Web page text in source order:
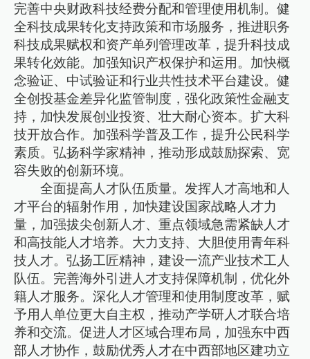
完善中央财政科技经费分配和管理使用机制。健
全科技成果转化支持政策和市场服务，推进职务
科技成果赋权和资产单列管理改革，提升科技成
果转化效能。加强知识产权保护和运用。加快概
念验证、中试验证和行业共性技术平台建设。健
全创投基金差异化监管制度，强化政策性金融支
持，加快发展创业投资、壮大耐心资本。扩大科
技开放合作。加强科学普及工作，提升公民科学
素质。弘扬科学家精神，推动形成鼓励探索、宽
容失败的创新环境。
全面提高人才队伍质量。发挥人才高地和人
才平台的辐射作用，加快建设国家战略人才力
量，加强拔尖创新人才、重点领域急需紧缺人才
和高技能人才培养。大力支持、大胆使用青年科
技人才。弘扬工匠精神，建设一流产业技术工人
队伍。完善海外引进人才支持保障机制，优化外
籍人才服务。深化人才管理和使用制度改革，赋
予用人单位更大自主权，推动产学研人才联合培
养和交流。促进人才区域合理布局，加强东中西
部人才协作，鼓励优秀人才在中西部地区建功立